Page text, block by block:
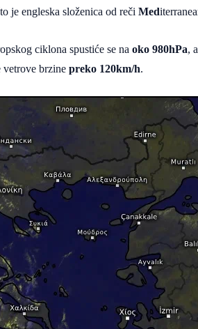
je engleska složenica od reči Med
ciklona spustiće se na oko 980hPa,
vetrove brzine preko 120km/h.